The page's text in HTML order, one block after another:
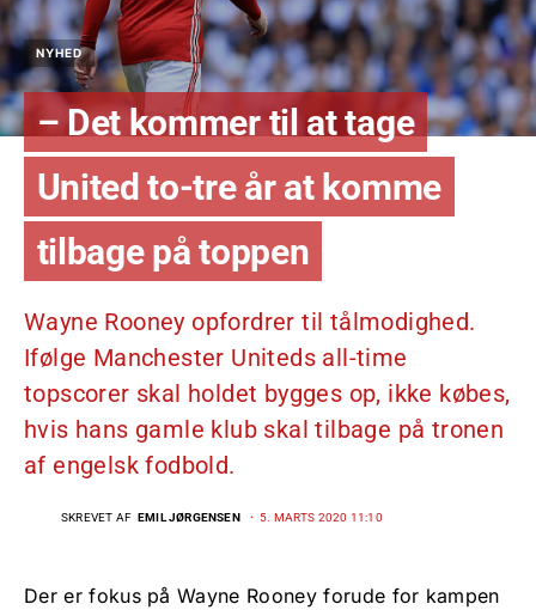
NYHED
– Det kommer til at tage
United to-tre år at komme
tilbage på toppen
Wayne Rooney opfordrer til tålmodighed.
Ifølge Manchester Uniteds all-time
topscorer skal holdet bygges op, ikke købes,
hvis hans gamle klub skal tilbage på tronen
af engelsk fodbold.
SKREVET AF EMIL JØRGENSEN 5. MARTS 2020 11:10
Der er fokus på Wayne Rooney forude for kampen